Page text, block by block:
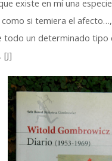
existe en mí una
si temiera el
todo un determinado tipo
[J]